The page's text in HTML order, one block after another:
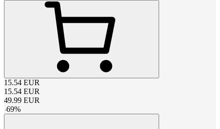
15.54 EUR
15.54 EUR
49.99 EUR
-69%